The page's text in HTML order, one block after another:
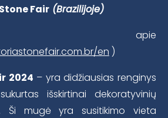
Fair (Brazilijoje)
apie
en )
2024 – yra didžiausias renginys
išskirtinai dekoratyvinių
Ši mugė yra susitikimo vieta